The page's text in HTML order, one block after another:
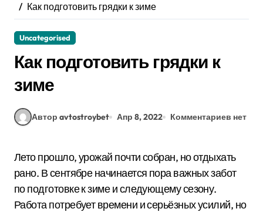
Как подготовить грядки к зиме
Uncategorised
Как подготовить грядки к
зиме
Автор avtostroybet Апр 8, 2022 Комментариев нет
Лето прошло, урожай почти собран, но отдыхать
рано. В сентябре начинается пора важных забот
по подготовке к зиме и следующему сезону.
Работа потребует времени и серьёзных усилий, но